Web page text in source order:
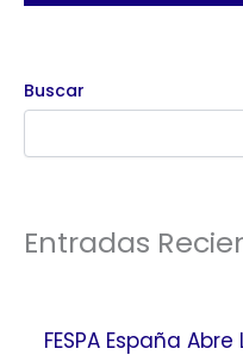
Buscar
Entradas
FESPA España